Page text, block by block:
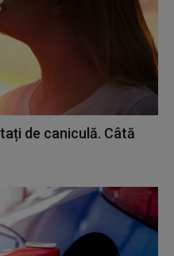
de caniculă. Câtă